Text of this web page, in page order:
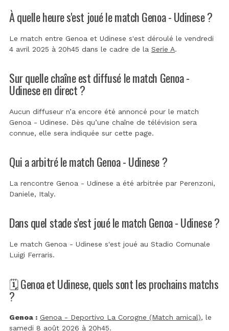
À quelle heure s'est joué le match Genoa - Udinese ?
Le match entre Genoa et Udinese s'est déroulé le vendredi
4 avril 2025 à 20h45 dans le cadre de la Serie A.
Sur quelle chaîne est diffusé le match Genoa -
Udinese en direct ?
Aucun diffuseur n’a encore été annoncé pour le match
Genoa - Udinese. Dès qu’une chaîne de télévision sera
connue, elle sera indiquée sur cette page.
Qui a arbitré le match Genoa - Udinese ?
La rencontre Genoa - Udinese a été arbitrée par Perenzoni,
Daniele, Italy.
Dans quel stade s'est joué le match Genoa - Udinese ?
Le match Genoa - Udinese s'est joué au Stadio Comunale
Luigi Ferraris.
🗓️ Genoa et Udinese, quels sont les prochains matchs
?
Genoa : Genoa - Deportivo La Corogne (Match amical), le
samedi 8 août 2026 à 20h45.